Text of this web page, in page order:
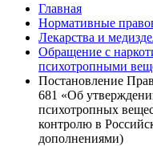
Главная
Нормативные
Лекарства и
Обращение с
психотропными
Постановление
681 «Об
психотропных
контролю в
дополнениями)